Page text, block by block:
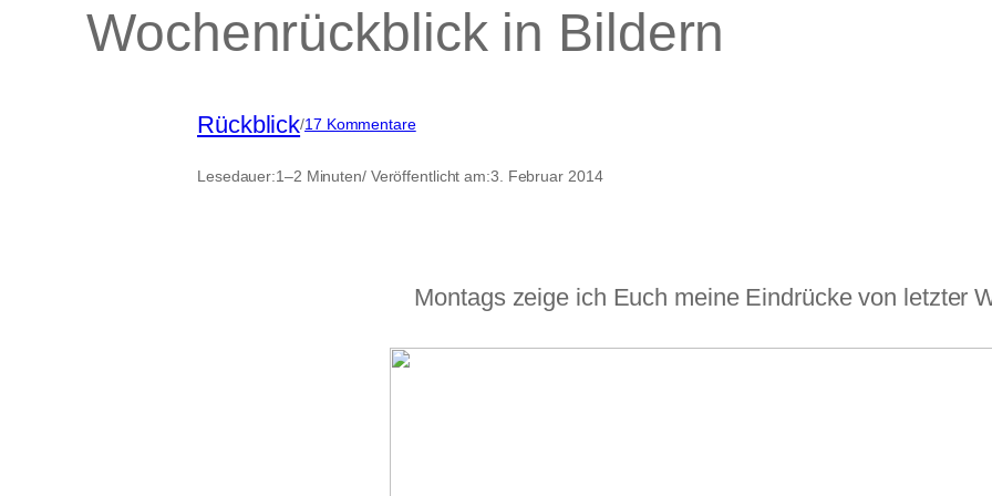
Wochenrückblick in Bildern
Rückblick/17 Kommentarezu
Bildern
Lesedauer:1–2 Minuten/ Veröffentlicht am:3. Februar 2014
Montags zeige ich Euch meine Eindrücke von letzter